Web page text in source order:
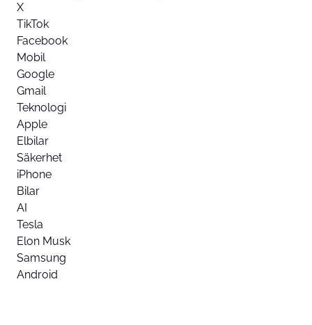
X
TikTok
Facebook
Mobil
Google
Gmail
Teknologi
Apple
Elbilar
Säkerhet
iPhone
Bilar
AI
Tesla
Elon Musk
Samsung
Android